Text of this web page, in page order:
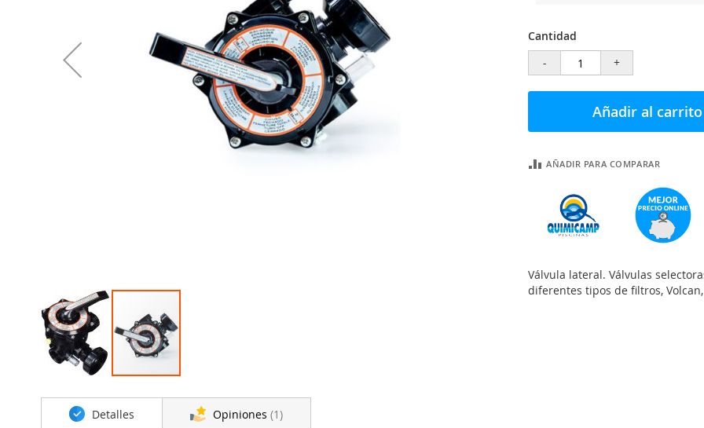
Cantidad
-
+
Añadir al carrito
AÑADIR PARA COMPARAR
Válvula lateral. Válvulas
diferentes tipos de filtros, Volcan,
al
comienzo Detalles Opiniones 1